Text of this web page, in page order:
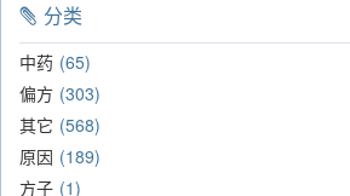
分类
中药 65
偏方 303
其它 568
原因 189
方子 1